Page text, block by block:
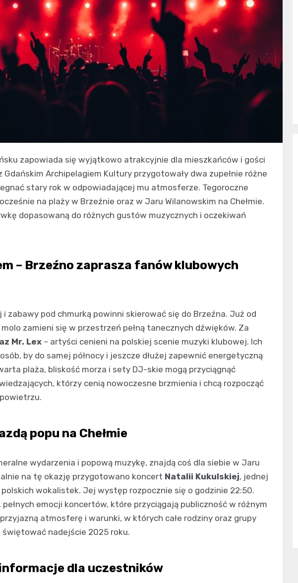
zapowiada się wyjątkowo atrakcyjnie dla mieszkańców i gości
Gdańskim Archipelagiem Kultury przygotowały dwa zupełnie różne
stary rok w odpowiadającej mu atmosferze. Tegoroczne
na plaży w Brzeźnie oraz w Jaru Wilanowskim na Chełmie.
dopasowaną do różnych gustów muzycznych i oczekiwań
– Brzeźno zaprasza fanów klubowych
i zabawy pod chmurką powinni skierować się do Brzeźna. Już od
zamieni się w przestrzeń pełną tanecznych dźwięków. Za
Mr. Lex – artyści cenieni na polskiej scenie muzyki klubowej. Ich
by do samej północy i jeszcze dłużej zapewnić energetyczną
plaża, bliskość morza i sety DJ-skie mogą przyciągnąć
którzy cenią nowoczesne brzmienia i chcą rozpocząć
popu na Chełmie
wydarzenia i popową muzykę, znajdą coś dla siebie w Jaru
na tę okazję przygotowano koncert Natalii Kukulskiej, jednej
wokalistek. Jej występ rozpocznie się o godzinie 22:50.
pełnych emocji koncertów, które przyciągają publiczność w różnym
atmosferę i warunki, w których całe rodziny oraz grupy
świętować nadejście 2025 roku.
dla uczestników